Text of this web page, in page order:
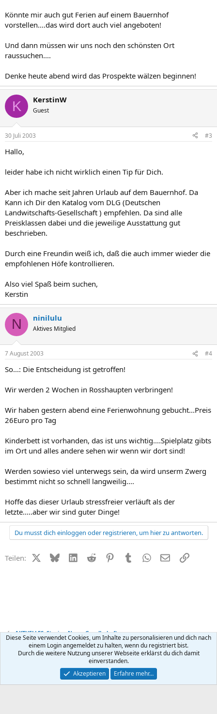
Könnte mir auch gut Ferien auf einem Bauernhof
vorstellen....das wird dort auch viel angeboten!
Und dann müssen wir uns noch den schönsten Ort
raussuchen....
Denke heute abend wird das Prospekte wälzen beginnen!
K KerstinW
Guest
30 Juli 2003 #3
Hallo,
leider habe ich nicht wirklich einen Tip für Dich.
Aber ich mache seit Jahren Urlaub auf dem Bauernhof. Da
Kann ich Dir den Katalog vom DLG (Deutschen
Landwitschafts-Gesellschaft ) empfehlen. Da sind alle
Preisklassen dabei und die jeweilige Ausstattung gut
beschrieben.
Durch eine Freundin weiß ich, daß die auch immer wieder die
empfohlenen Höfe kontrollieren.
Also viel Spaß beim suchen,
Kerstin
N ninilulu
Aktives Mitglied
7 August 2003 #4
So...: Die Entscheidung ist getroffen!
Wir werden 2 Wochen in Rosshaupten verbringen!
Wir haben gestern abend eine Ferienwohnung gebucht...Preis
26Euro pro Tag
Kinderbett ist vorhanden, das ist uns wichtig....Spielplatz gibts
im Ort und alles andere sehen wir wenn wir dort sind!
Werden sowieso viel unterwegs sein, da wird unserm Zwerg
bestimmt nicht so schnell langweilig....
Hoffe das dieser Urlaub stressfreier verläuft als der
letzte.....aber wir sind guter Dinge!
Du musst dich einloggen oder registrieren, um hier zu antworten.
Teilen: X (Twitter)
BlueskyLinkedIn
Reddit PinterestTumblr WhatsApp
E-MailLink
AKTUELLES: Stories, News, Gesellschaft
Kontakt Nutzungsbedingungen Datenschutz Hilfe
R
Community platform by XenForo ® © 2010-2026 XenForo Ltd.
Diese Seite verwendet Cookies, um Inhalte zu personalisieren und dich nach
einem Login angemeldet zu halten, wenn du registriert bist.
Durch die weitere Nutzung unserer Webseite erklärst du dich damit
einverstanden.
Akzeptieren
Erfahre mehr…